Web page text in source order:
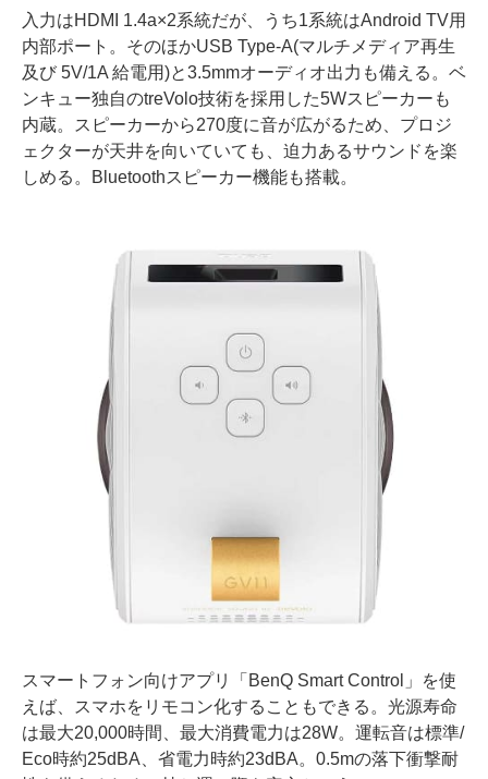
入力はHDMI 1.4a×2系統だが、うち1系統はAndroid TV用
内部ポート。そのほかUSB Type-A(マルチメディア再生
及び 5V/1A 給電用)と3.5mmオーディオ出力も備える。ベ
ンキュー独自のtreVolo技術を採用した5Wスピーカーも
内蔵。スピーカーから270度に音が広がるため、プロジ
ェクターが天井を向いていても、迫力あるサウンドを楽
しめる。Bluetoothスピーカー機能も搭載。
スマートフォン向けアプリ「BenQ Smart Control」を使
えば、スマホをリモコン化することもできる。光源寿命
は最大20,000時間、最大消費電力は28W。運転音は標準/
Eco時約25dBA、省電力時約23dBA。0.5mの落下衝撃耐